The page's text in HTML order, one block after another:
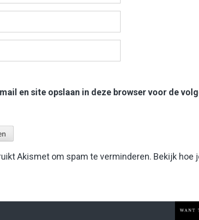
en site opslaan in deze browser voor de
Akismet om spam te verminderen. Bekijk hoe